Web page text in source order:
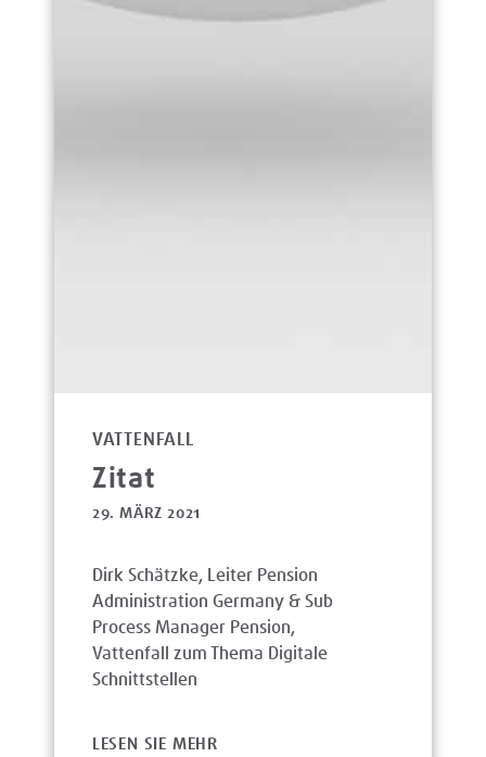
VATTENFALL
Zitat
29. MÄRZ 2021
Dirk Schätzke, Leiter Pension
Administration Germany & Sub
Process Manager Pension,
Vattenfall zum Thema Digitale
Schnittstellen
LESEN SIE MEHR